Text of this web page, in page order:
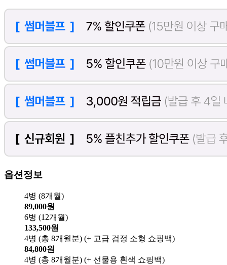
옵션정보
4병 (8개월)
89,000원
6병 (12개월)
133,500원
4병 (총 8개월분) (+ 고급 검정 소형 쇼핑백)
84,800원
4병 (총 8개월분) (+ 선물용 흰색 쇼핑백)